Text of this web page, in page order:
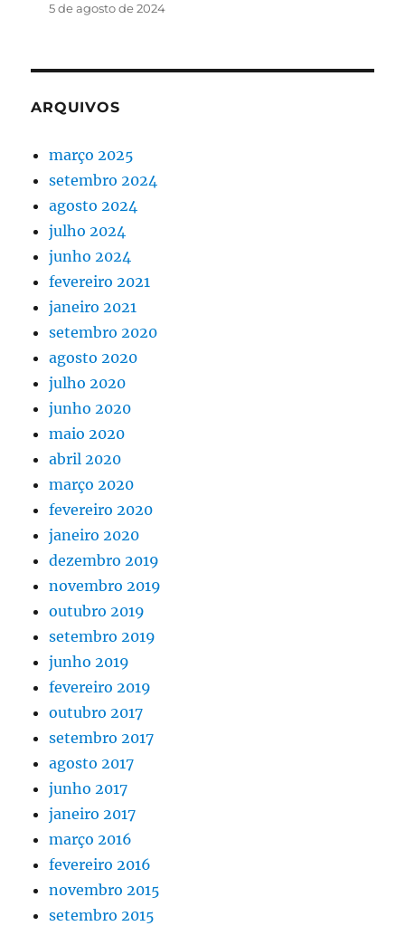
5 de agosto de 2024
ARQUIVOS
março 2025
setembro 2024
agosto 2024
julho 2024
junho 2024
fevereiro 2021
janeiro 2021
setembro 2020
agosto 2020
julho 2020
junho 2020
maio 2020
abril 2020
março 2020
fevereiro 2020
janeiro 2020
dezembro 2019
novembro 2019
outubro 2019
setembro 2019
junho 2019
fevereiro 2019
outubro 2017
setembro 2017
agosto 2017
junho 2017
janeiro 2017
março 2016
fevereiro 2016
novembro 2015
setembro 2015